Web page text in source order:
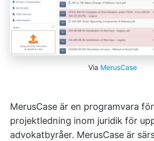
Via MerusCase
MerusCase är en programvara för
projektledning inom juridik för
advokatbyråer. MerusCase är